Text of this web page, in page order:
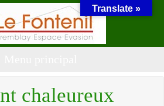
chaleureux
Translate »